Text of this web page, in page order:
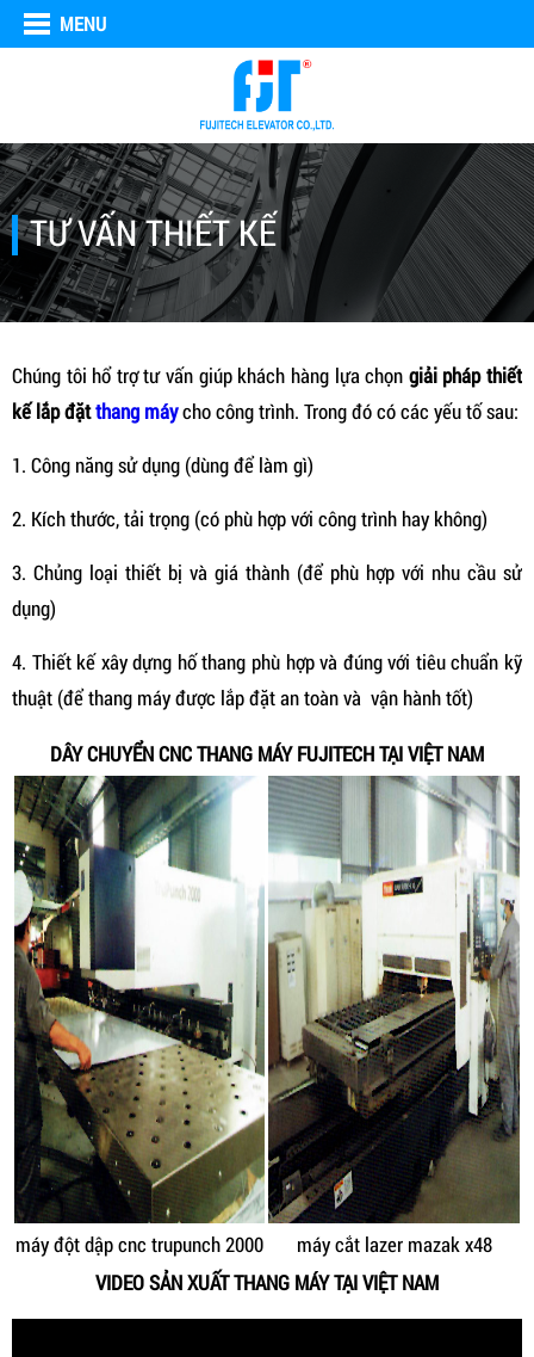
MENU
TƯ VẤN THIẾT KẾ
Chúng tôi hổ trợ tư vấn giúp khách hàng lựa chọn giải pháp thiết
kế lắp đặtthang máycho công trình. Trong đó có các yếu tố sau:
1. Công năng sử dụng (dùng để làm gì)
2. Kích thước, tải trọng (có phù hợp với công trình hay không)
3. Chủng loại thiết bị và giá thành (để phù hợp với nhu cầu sử
dụng)
4. Thiết kế xây dựng hố thang phù hợp và đúng với tiêu chuẩn kỹ
thuật (để thang máy được lắp đặt an toàn và vận hành tốt)
DÂY CHUYỂN CNC THANG MÁY FUJITECH TẠI VIỆT NAM
máy đột dập cnc trupunch 2000
máy cắt lazer mazak x48
VIDEO SẢN XUẤT THANG MÁY TẠI VIỆT NAM